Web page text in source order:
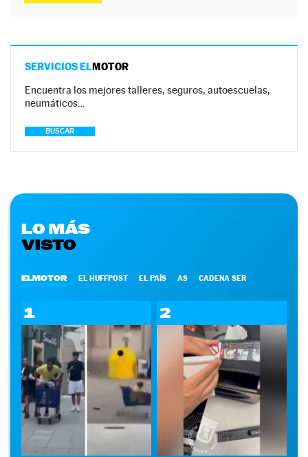
SERVICIOS ELMOTOR
Encuentra los mejores talleres, seguros, autoescuelas,
neumáticos…
BUSCAR
LO MÁS
VISTO
ELMOTOR EL HUFFPOST EL PAÍS AS CADENA SER
1 2